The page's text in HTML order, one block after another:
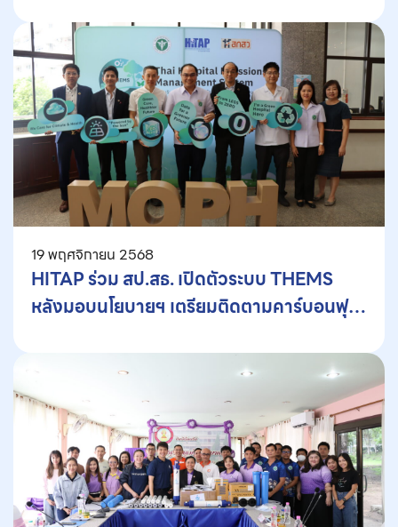
19 พฤศจิกายน 2568
HITAP ร่วม สป.สธ. เปิดตัวระบบ THEMS
หลังมอบนโยบายฯ เตรียมติดตามคาร์บอนฟุต